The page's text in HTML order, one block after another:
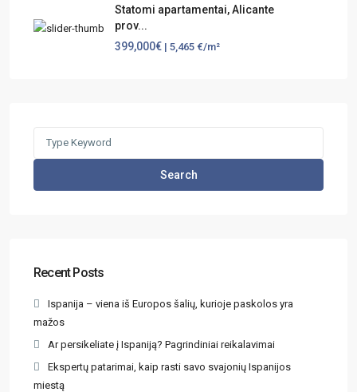
Statomi apartamentai, Alicante
prov...
399,000€ | 5,465 €/m²
Search
Recent Posts
Ispanija – viena iš Europos šalių, kurioje paskolos yra
mažos
Ar persikeliate į Ispaniją? Pagrindiniai reikalavimai
Ekspertų patarimai, kaip rasti savo svajonių Ispanijos
miestą